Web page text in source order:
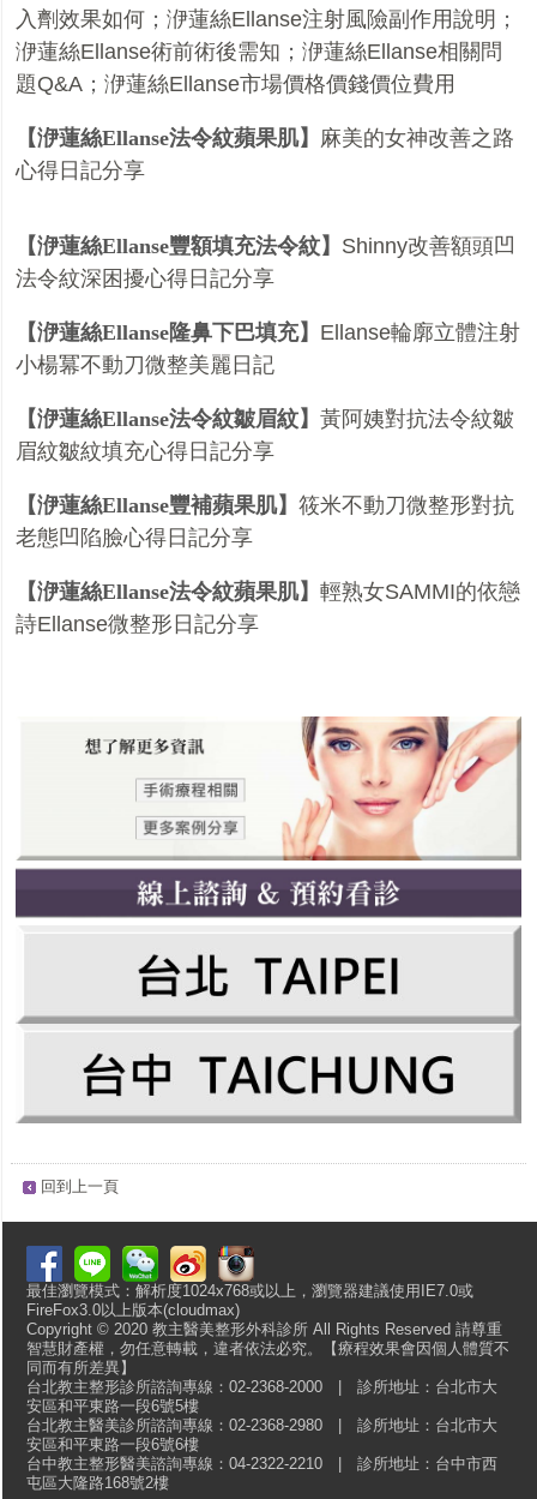
入劑效果如何 ；洢蓮絲Ellanse注射風險副作用說明 ；
洢蓮絲Ellanse術前術後需知 ；洢蓮絲Ellanse相關問
題Q&A ；洢蓮絲Ellanse市場價格價錢價位費用
【洢蓮絲Ellanse法令紋蘋果肌】 麻美的女神改善之路
心得日記分享
【洢蓮絲Ellanse豐額填充法令紋】 Shinny改善額頭凹
法令紋深困擾心得日記分享
【洢蓮絲Ellanse隆鼻下巴填充】 Ellanse輪廓立體注射
小楊冪不動刀微整美麗日記
【洢蓮絲Ellanse法令紋皺眉紋】黃阿姨對抗法令紋皺
眉紋皺紋填充心得日記分享
【洢蓮絲Ellanse豐補蘋果肌】筱米不動刀微整形對抗
老態凹陷臉心得日記分享
【洢蓮絲Ellanse法令紋蘋果肌】輕熟女SAMMI的依戀
詩Ellanse微整形日記分享
回到上一頁
最佳瀏覽模式：解析度1024x768或以上，瀏覽器建議使用IE7.0或
FireFox3.0以上版本(cloudmax)
Copyright © 2020 教主醫美整形外科診所 All Rights Reserved 請尊重
智慧財產權，勿任意轉載，違者依法必究。【療程效果會因個人體質不
同而有所差異】
台北教主整形診所諮詢專線：02-2368-2000 | 診所地址：台北市大
安區和平東路一段6號5樓
台北教主醫美診所諮詢專線：02-2368-2980 | 診所地址：台北市大
安區和平東路一段6號6樓
台中教主整形醫美諮詢專線：04-2322-2210 | 診所地址：台中市西
屯區大隆路168號2樓